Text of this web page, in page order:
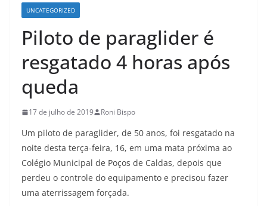
UNCATEGORIZED
Piloto de paraglider é
resgatado 4 horas após
queda
17 de julho de 2019 Roni Bispo
Um piloto de paraglider, de 50 anos, foi resgatado na
noite desta terça-feira, 16, em uma mata próxima ao
Colégio Municipal de Poços de Caldas, depois que
perdeu o controle do equipamento e precisou fazer
uma aterrissagem forçada.